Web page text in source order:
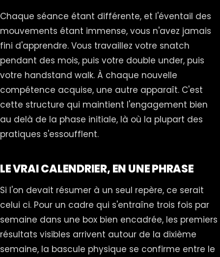
Chaque séance étant différente, et l'éventail des
mouvements étant immense, vous n'avez jamais
fini d'apprendre. Vous travaillez votre snatch
pendant des mois, puis votre double under, puis
votre handstand walk. À chaque nouvelle
compétence acquise, une autre apparaît. C'est
cette structure qui maintient l'engagement bien
au delà de la phase initiale, là où la plupart des
pratiques s'essoufflent.
LE VRAI CALENDRIER, EN UNE PHRASE
Si l'on devait résumer à un seul repère, ce serait
celui ci. Pour un cadre qui s'entraîne trois fois par
semaine dans une box bien encadrée, les premiers
résultats visibles arrivent autour de la dixième
semaine, la bascule physique se confirme entre le